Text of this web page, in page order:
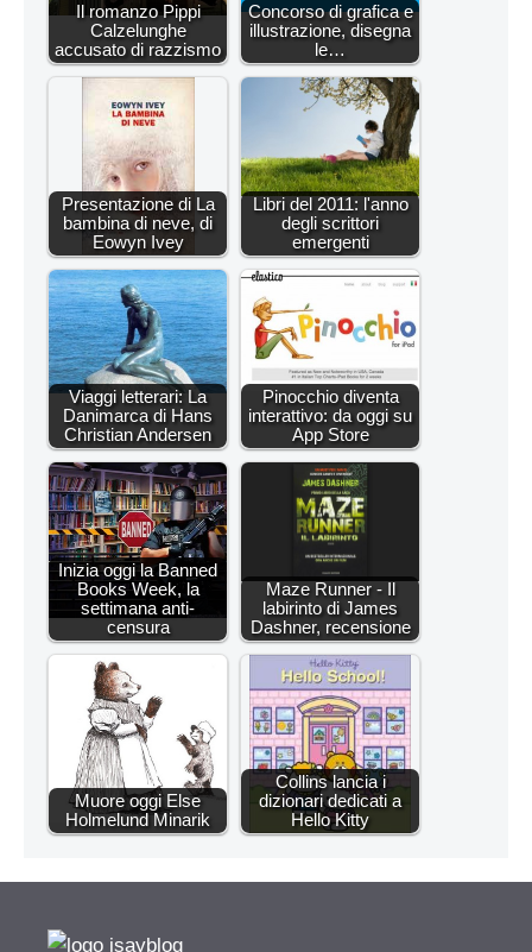
Il romanzo Pippi
Calzelunghe
accusato di razzismo
Concorso di grafica e
illustrazione, disegna
le…
Presentazione di La
bambina di neve, di
Eowyn Ivey
Libri del 2011: l'anno
degli scrittori
emergenti
Viaggi letterari: La
Danimarca di Hans
Christian Andersen
Pinocchio diventa
interattivo: da oggi su
App Store
Inizia oggi la Banned
Books Week, la
settimana anti-
censura
Maze Runner - Il
labirinto di James
Dashner, recensione
Muore oggi Else
Holmelund Minarik
Collins lancia i
dizionari dedicati a
Hello Kitty